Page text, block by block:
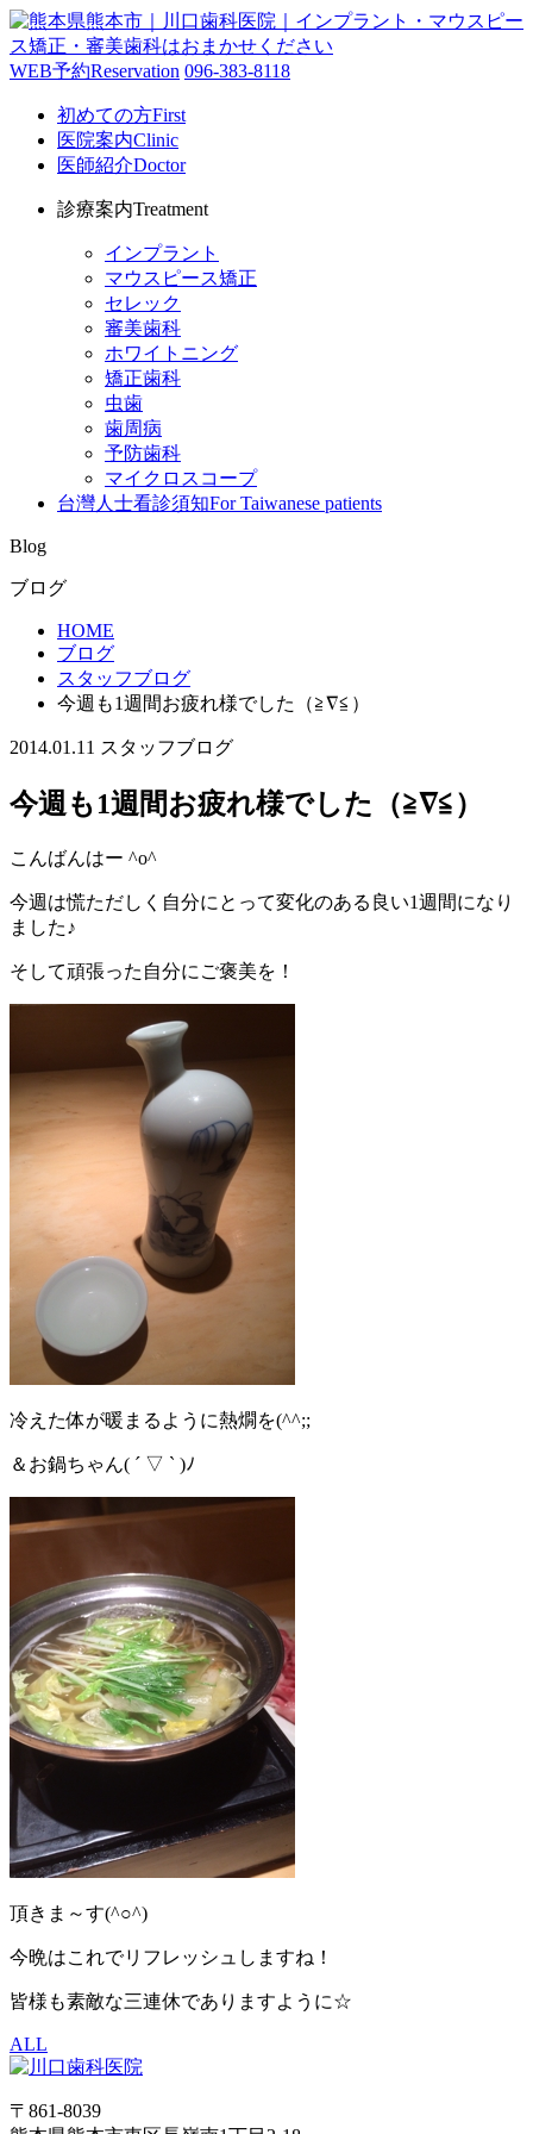
WEB予約Reservation 096-383-8118
初めての方First
医院案内Clinic
医師紹介Doctor
診療案内Treatment
インプラント
マウスピース矯正
セレック
審美歯科
ホワイトニング
矯正歯科
虫歯
歯周病
予防歯科
マイクロスコープ
台灣人士看診須知For Taiwanese patients
Blog
ブログ
HOME
ブログ
スタッフブログ
今週も1週間お疲れ様でした（≧∇≦）
2014.01.11 スタッフブログ
今週も1週間お疲れ様でした（≧∇≦）
こんばんはー ^o^
今週は慌ただしく自分にとって変化のある良い1週間になり
ました♪
そして頑張った自分にご褒美を！
冷えた体が暖まるように熱燗を(^^;;
＆お鍋ちゃん( ´ ▽ ` )ﾉ
頂きま～す(^○^)
今晩はこれでリフレッシュしますね！
皆様も素敵な三連休でありますように☆
ALL
〒861-8039